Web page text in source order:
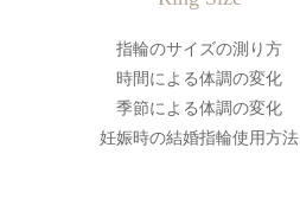
指輪のサイズの測り方
時間による体調の変化
季節による体調の変化
妊娠時の結婚指輪使用方法